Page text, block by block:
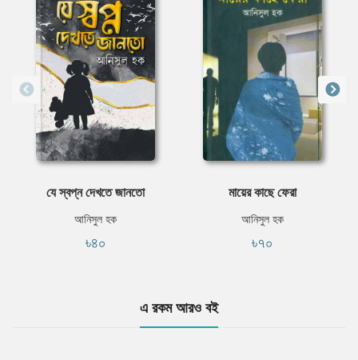
যে স্বপ্ন দেখতে জানতো
আনিসুল হক
৳৪০
মায়ের কাছে ফেরা
আনিসুল হক
৳৭০
এ রকম আরও বই